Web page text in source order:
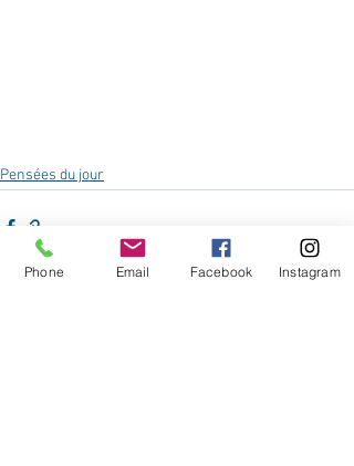
Pensées du jour
Phone Email Facebook Instagram